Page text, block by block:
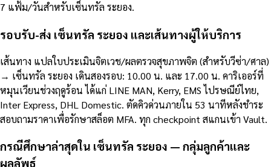
7 แฟ้ม/วันสำหรับเซ็นทรัล ระยอง.
รอบรับ-ส่ง เซ็นทรัล ระยอง และเส้นทางผู้ให้บริการ
เส้นทาง แปลใบประเมินจิตเวช/ผลตรวจสุขภาพจิต (สำหรับวีซ่า/ศาล)
→ เซ็นทรัล ระยอง เดินสองรอบ: 10.00 น. และ 17.00 น. คาริเออร์ที่
หมุนเวียนช่วงฤดูร้อน ได้แก่ LINE MAN, Kerry, EMS ไปรษณีย์ไทย,
Inter Express, DHL Domestic. ตัดคิวด่วนภายใน 53 นาทีหลังชำระ
สอบถามราคาเพื่อรักษาสล็อต MFA. ทุก checkpoint สแกนเข้า Vault.
กรณีศึกษาล่าสุดใน เซ็นทรัล ระยอง — กลุ่มลูกค้าและ
ผลลัพธ์